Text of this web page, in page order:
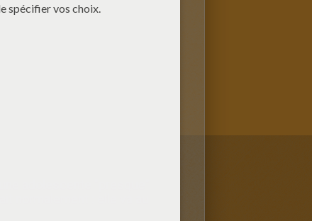
adolescente "presque"
normalement : elle va au